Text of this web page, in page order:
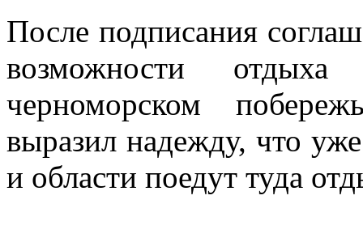
После подписания
возможности
черноморском
выразил надежду, что
и области поедут туда